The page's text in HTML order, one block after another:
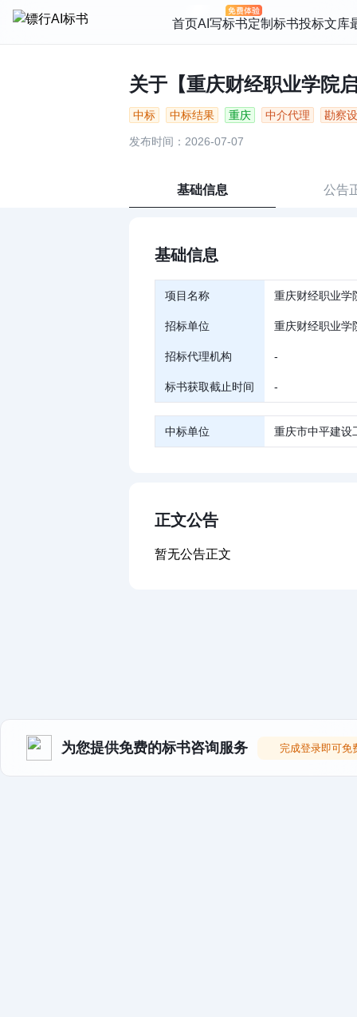
首页AI写标书定制标书投标文库
关于【重庆财经职业学院
中标 中标结果 重庆 中介代理 勘察
发布时间：2026-07-07
基础信息 公告
基础信息
项目名称 重庆财经职业学
招标单位 重庆财经职业学
招标代理机构 -
标书获取截止时间 -
中标单位 重庆市中平建设
正文公告
暂无公告正文
为您提供免费的标书咨询服务 完成登录即可免